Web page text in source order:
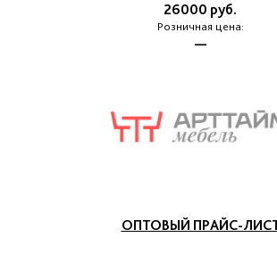
26000 руб.
Розничная цена:
—
ОПТОВЫЙ ПРАЙС-